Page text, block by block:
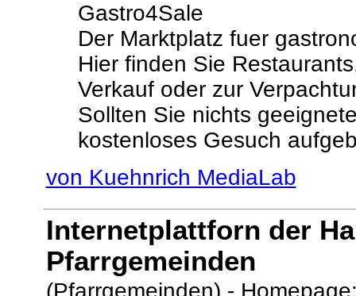
Gastro4Sale
Der Marktplatz fuer
Hier finden Sie
Verkauf oder zur
Sollten Sie nichts
kostenloses Gesuch
von Kuehnrich MediaLab
Internetplattforn der
Pfarrgemeinden
(Pfarrgemeinden) -